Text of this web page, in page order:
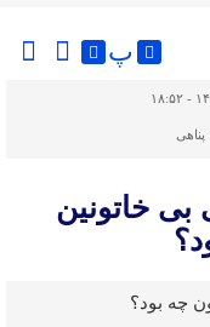
پ
پناهی
خاتونین